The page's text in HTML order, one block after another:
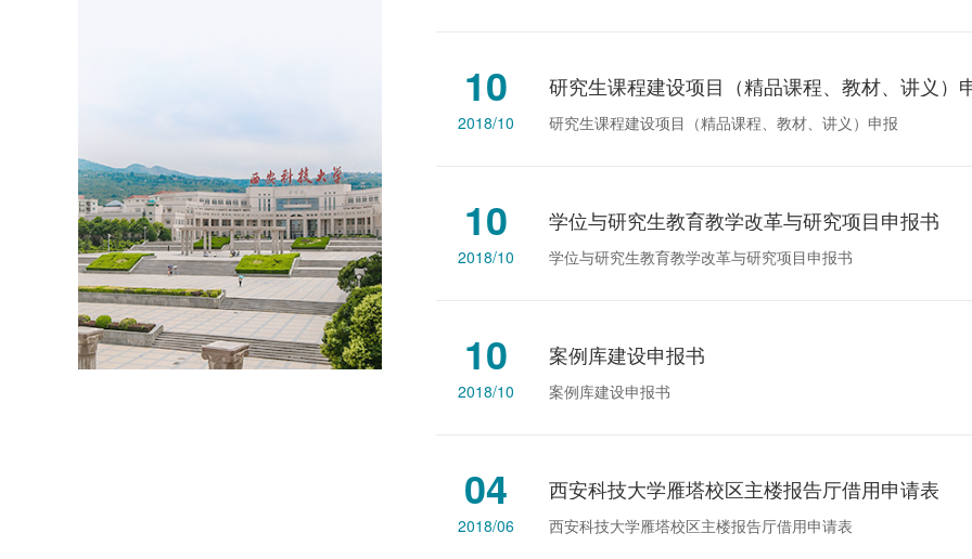
10
2018/10
研究生课程建设项目（精品课程、教材、讲义）
研究生课程建设项目（精品课程、教材、讲义）申报
10
2018/10
学位与研究生教育教学改革与研究项目申报书
学位与研究生教育教学改革与研究项目申报书
10
2018/10
案例库建设申报书
案例库建设申报书
04
2018/06
西安科技大学雁塔校区主楼报告厅借用申请表
西安科技大学雁塔校区主楼报告厅借用申请表